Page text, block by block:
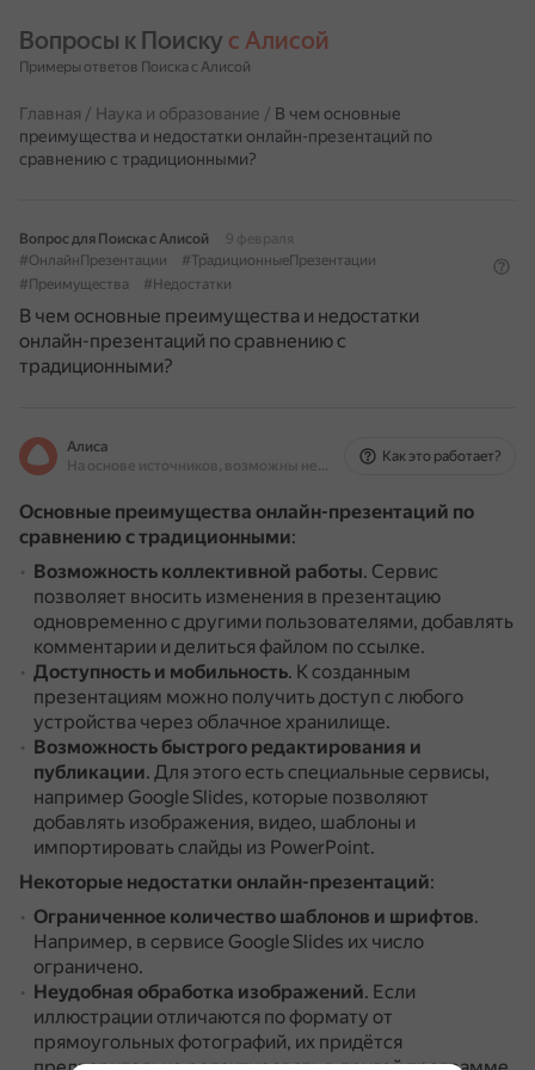
Вопросы к Поиску с Алисой
Примеры ответов Поиска с Алисой
Главная / Наука и образование / В чем основные
преимущества и недостатки онлайн-презентаций по
сравнению с традиционными?
Вопрос для Поиска с Алисой
9 февраля
#ОнлайнПрезентации
#ТрадиционныеПрезентации
#Преимущества
#Недостатки
В чем основные преимущества и недостатки
онлайн-презентаций по сравнению с
традиционными?
Алиса
На основе источников, возможны неточности
Как это работает?
Основные преимущества онлайн-презентаций по
сравнению с традиционными:
Возможность коллективной работы. Сервис
позволяет вносить изменения в презентацию
одновременно с другими пользователями, добавлять
комментарии и делиться файлом по ссылке.
Доступность и мобильность. К созданным
презентациям можно получить доступ с любого
устройства через облачное хранилище.
Возможность быстрого редактирования и
публикации. Для этого есть специальные сервисы,
например Google Slides, которые позволяют
добавлять изображения, видео, шаблоны и
импортировать слайды из PowerPoint.
Некоторые недостатки онлайн-презентаций:
Ограниченное количество шаблонов и шрифтов.
Например, в сервисе Google Slides их число
ограничено.
Неудобная обработка изображений. Если
иллюстрации отличаются по формату от
прямоугольных фотографий, их придётся